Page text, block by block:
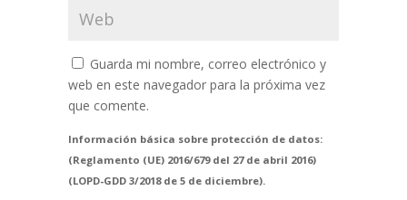
Guarda mi nombre, correo electrónico y
web en este navegador para la próxima vez
que comente.
Información básica sobre protección de datos:
(Reglamento (UE) 2016/679 del 27 de abril 2016)
(LOPD-GDD 3/2018 de 5 de diciembre).